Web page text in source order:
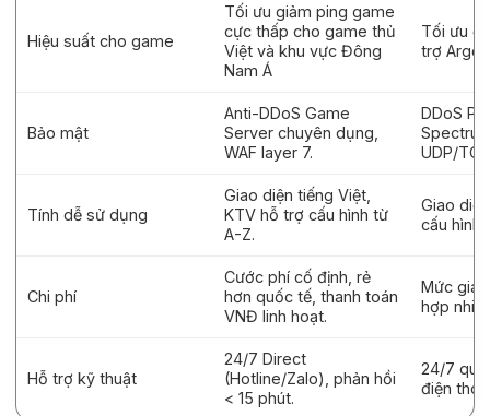
Hiệu suất cho game
Tối ưu giảm ping game
cực thấp cho game thủ
Việt và khu vực Đông
Nam Á
Tối ưu
trợ Argo
Bảo mật
Anti-DDoS Game
Server chuyên dụng,
WAF layer 7.
DDoS
UDP/TCP
Tính dễ sử dụng
Giao diện tiếng Việt,
KTV hỗ trợ cấu hình từ
A-Z.
Giao
cấu hình
Chi phí
Cước phí cố định, rẻ
hơn quốc tế, thanh toán
VNĐ linh hoạt.
Mức giá
hợp
Hỗ trợ kỹ thuật
24/7 Direct
(Hotline/Zalo), phản hồi
< 15 phút.
24/7 qua
điện